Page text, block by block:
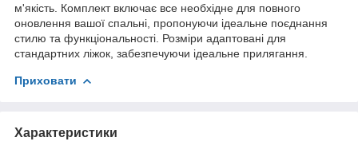
м'якість. Комплект включає все необхідне для повного
оновлення вашої спальні, пропонуючи ідеальне поєднання
стилю та функціональності. Розміри адаптовані для
стандартних ліжок, забезпечуючи ідеальне прилягання.
Приховати
Характеристики